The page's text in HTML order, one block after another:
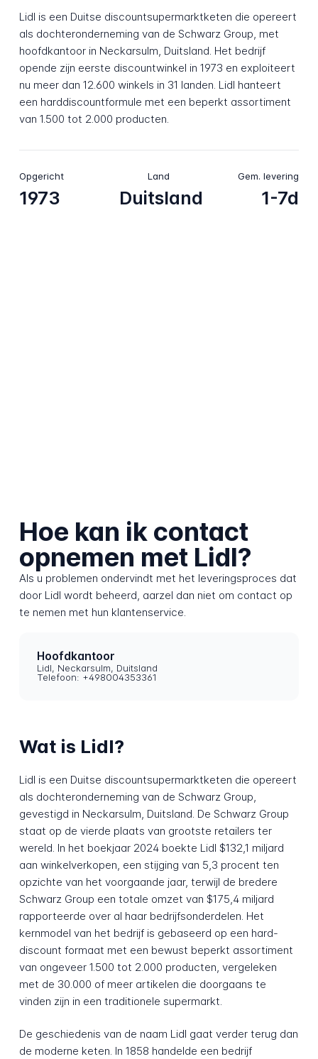
Lidl is een Duitse discountsupermarktketen die opereert
als dochteronderneming van de Schwarz Group, met
hoofdkantoor in Neckarsulm, Duitsland. Het bedrijf
opende zijn eerste discountwinkel in 1973 en exploiteert
nu meer dan 12.600 winkels in 31 landen. Lidl hanteert
een harddiscountformule met een beperkt assortiment
van 1.500 tot 2.000 producten.
Opgericht
1973
Land
Duitsland
Gem. levering
1-7d
Hoe kan ik contact
opnemen met Lidl?
Als u problemen ondervindt met het leveringsproces dat
door Lidl wordt beheerd, aarzel dan niet om contact op
te nemen met hun klantenservice.
Hoofdkantoor
Lidl, Neckarsulm, Duitsland
Telefoon: +498004353361
Wat is Lidl?
Lidl is een Duitse discountsupermarktketen die opereert
als dochteronderneming van de Schwarz Group,
gevestigd in Neckarsulm, Duitsland. De Schwarz Group
staat op de vierde plaats van grootste retailers ter
wereld. In het boekjaar 2024 boekte Lidl $132,1 miljard
aan winkelverkopen, een stijging van 5,3 procent ten
opzichte van het voorgaande jaar, terwijl de bredere
Schwarz Group een totale omzet van $175,4 miljard
rapporteerde over al haar bedrijfsonderdelen. Het
kernmodel van het bedrijf is gebaseerd op een hard-
discount formaat met een bewust beperkt assortiment
van ongeveer 1.500 tot 2.000 producten, vergeleken
met de 30.000 of meer artikelen die doorgaans te
vinden zijn in een traditionele supermarkt.
De geschiedenis van de naam Lidl gaat verder terug dan
de moderne keten. In 1858 handelde een bedrijf